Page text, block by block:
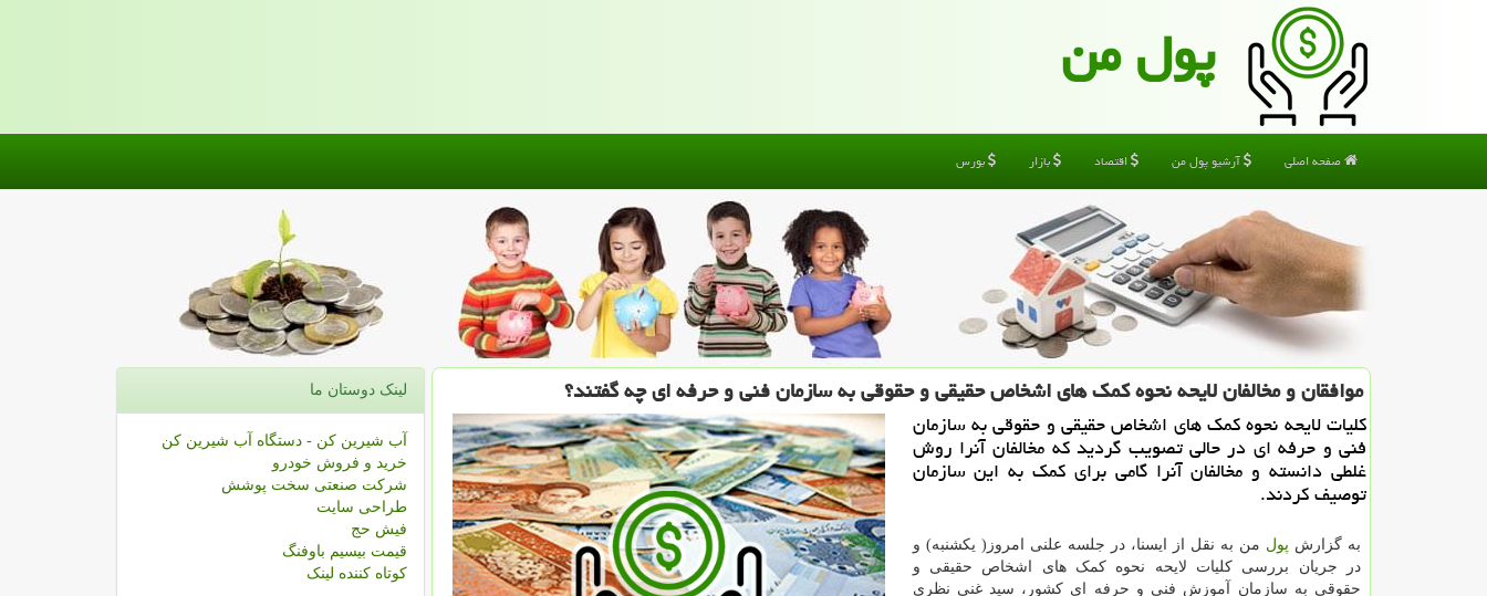
پول من
صفحه اصلی آرشیو پول من اقتصاد بازار بورس
موافقان و مخالفان لایحه نحوه كمك های اشخاص حقیقی و حقوقی به سازمان فنی و حرفه ای چه گفتند؟
کلیات لایحه نحوه کمک های اشخاص حقیقی و حقوقی به سازمان
فنی و حرفه ای در حالی تصویب گردید که مخالفان آنرا روش
غلطی دانسته و مخالفان آنرا گامی برای کمک به این سازمان
توصیف کردند.
به گزارش پول من به نقل از ایسنا، در جلسه علنی امروز( یکشنبه) و
در جریان بررسی کلیات لایحه نحوه کمک های اشخاص حقیقی و
حقوقی به سازمان آموزش فنی و حرفه ای کشور، سید غنی نظری
لینک دوستان ما
آب شیرین کن - دستگاه آب شیرین کن
خرید و فروش خودرو
شرکت صنعتی سخت پوشش
طراحی سایت
فیش حج
قیمت بیسیم باوفنگ
کوتاه کننده لینک